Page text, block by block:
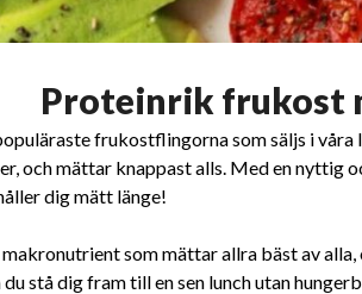
Proteinrik frukost
frukostflingorna som säljs i
och mättar knappast alls. Med en
dig mätt länge!
som mättar allra bäst av
stå dig fram till en sen lunch utan